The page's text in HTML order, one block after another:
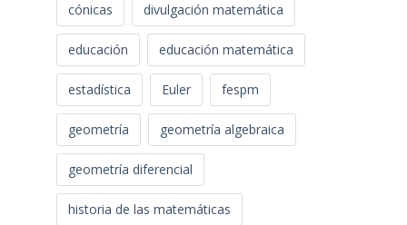
cónicas divulgación matemática
educación educación matemática
estadística Euler fespm
geometría geometría algebraica
geometría diferencial
historia de las matemáticas